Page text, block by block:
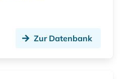
Zur Datenbank